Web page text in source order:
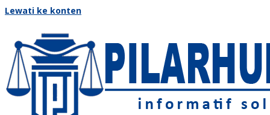
Lewati ke konten